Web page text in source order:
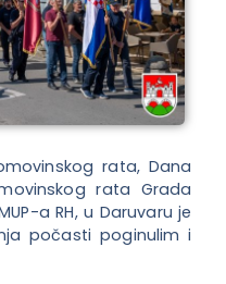
rata, Dana
rata Grada
a RH, u Daruvaru je
počasti poginulim i